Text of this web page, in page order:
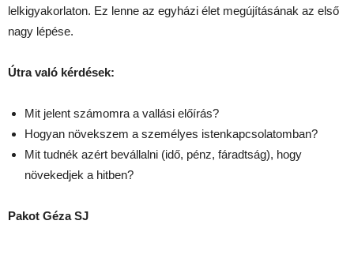
lelkigyakorlaton. Ez lenne az egyházi élet megújításának az első
nagy lépése.
Útra való kérdések:
Mit jelent számomra a vallási előírás?
Hogyan növekszem a személyes istenkapcsolatomban?
Mit tudnék azért bevállalni (idő, pénz, fáradtság), hogy
növekedjek a hitben?
Pakot Géza SJ